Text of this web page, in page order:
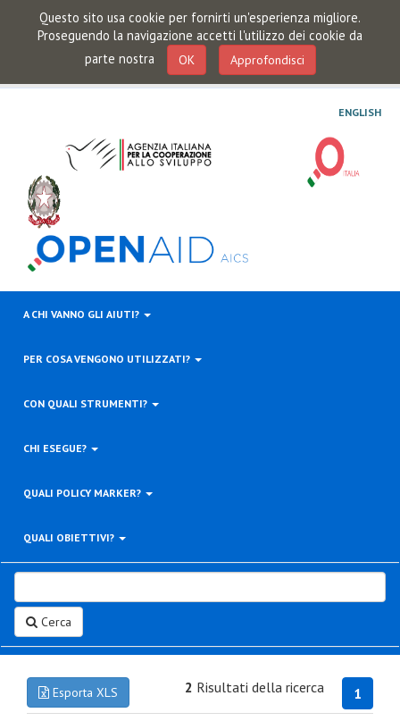
Questo sito usa cookie per fornirti un'esperienza migliore.
Proseguendo la navigazione accetti l'utilizzo dei cookie da
parte nostra
OK Approfondisci
ENGLISH
A CHI VANNO GLI AIUTI?
PER COSA VENGONO UTILIZZATI?
CON QUALI STRUMENTI?
CHI ESEGUE?
QUALI POLICY MARKER?
QUALI OBIETTIVI?
Cerca
Esporta XLS 1
2 Risultati della ricerca